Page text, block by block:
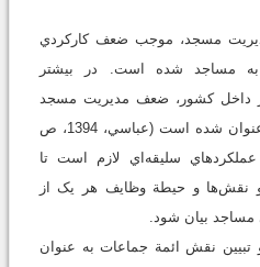
مسجد، موجب ضعف کارکردي
مساجد شده است. در بيشتر
داخل کشور، ضعف مديريت مسجد
دليل اصلي عدم گرايش به آن عنوان شده است (عباسي، 1394، ص
سليقه‌اي لازم است تا
نقش‌ها و حيطة وظايف هر يک از
مساجد بيان شود.
نقش ائمة جماعات به ‌عنوان